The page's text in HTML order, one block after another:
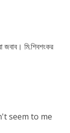
জবাব। মি.শিবশংকর
seem to me